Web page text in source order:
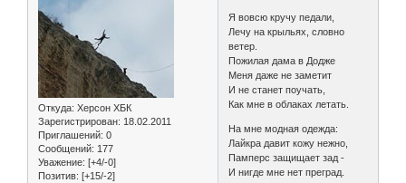
Откуда: Херсон ХБК
Зарегистрирован: 18.02.2011
Приглашений: 0
Сообщений: 177
Уважение: [+4/-0]
Позитив: [+15/-2]
Я вовсю кручу педали,
Лечу на крыльях, словно
ветер.
Пожилая дама в Додже
Меня даже не заметит
И не станет поучать,
Как мне в облаках летать.
На мне модная одежда:
Лайкра давит кожу нежно,
Памперс защищает зад -
И нигде мне нет преград.